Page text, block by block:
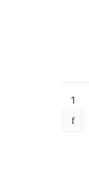
1